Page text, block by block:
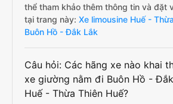
thể tham khảo thêm thông tin và đặt
tại trang này: Xe limousine Huế -
Buôn Hồ - Đắk Lắk
Câu hỏi: Các hãng xe nào khai
xe giường nằm đi Buôn Hồ -
Huế - Thừa Thiên Huế?